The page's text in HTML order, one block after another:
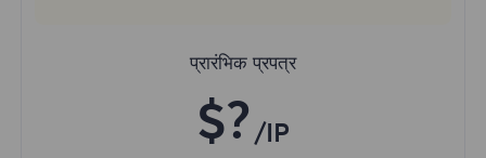
प्रारंभिक प्रपत्र
$? /IP